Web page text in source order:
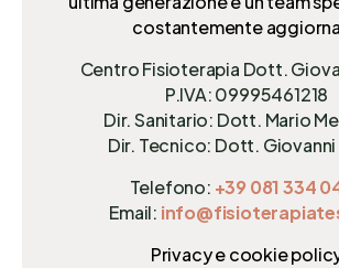
costantemente
Centro Fisioterapia Dott.
P.IVA: 09995461218
Dir. Sanitario: Dott. Mario
Dir. Tecnico: Dott. Giovanni
Telefono: +39 081 334
Email:
Privacy e cookie